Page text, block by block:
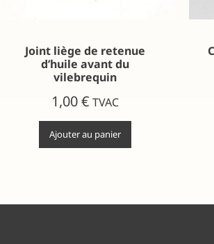
Joint liège de retenue
d’huile avant du
vilebrequin
1,00€ TVAC
Ajouter au panier